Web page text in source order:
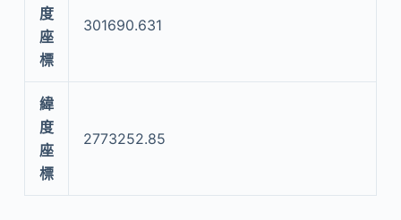
度
座
標
301690.631
緯
度
座
標
2773252.85